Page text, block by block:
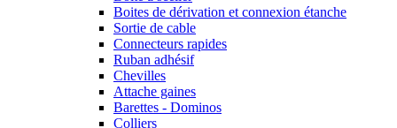
Boites de dérivation et connexion étanche
Sortie de cable
Connecteurs rapides
Ruban adhésif
Chevilles
Attache gaines
Barettes - Dominos
Colliers